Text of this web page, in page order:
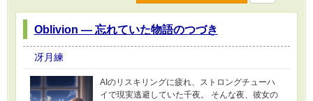
Oblivion ― 忘れていた物語のつづき
冴月練
AIのリスキリングに疲れ、ストロングチューハ
イで現実逃避していた千夜。 そんな夜、彼女の